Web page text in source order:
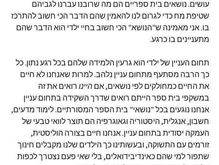
עושים. נושאים בית ספריים הם מה שרובנו עברנו לגביהם
שטיפת מח כדי לגרום לנו להאמין שהם הדבר הכי חשוב להתרכז
בו. אני מאמינה ש"הנושא" הכי חשוב בחיי ילדי הוא הדבר שהם
מתעניינים בו כרגע.
תחום העניין של ילדי הוא גרעין הלמידה שלהם בכל רגע נתון. כל
כך הרבה מסתעף מתחום עניין נלהב. למרות שאנחנו לא חיים
את החיים כמחולקים לפי נושאים, אם היינו רואים את זה
במשקפי בית ספר הייתם רואים שדרך השקידה בתחום עניין
אנחנו נוגעים בכל "נושאי" בית הספר המסורתיים. לימוד מדעים,
חשבון, אנגלית, היסטוריה וגאוגרפיה הם תוצר לוואי טבעי של
העמקה יסודית בתחום עניין. אנחנו חיים בצורה הוליסטית,
זורמים עם התשוקה, ובעשותינו כך הילדים שלנו מקבלים חינוך
שתפור למי שהם כאינדיבידואלים, בלי שאי פעם נצטרך לכפות